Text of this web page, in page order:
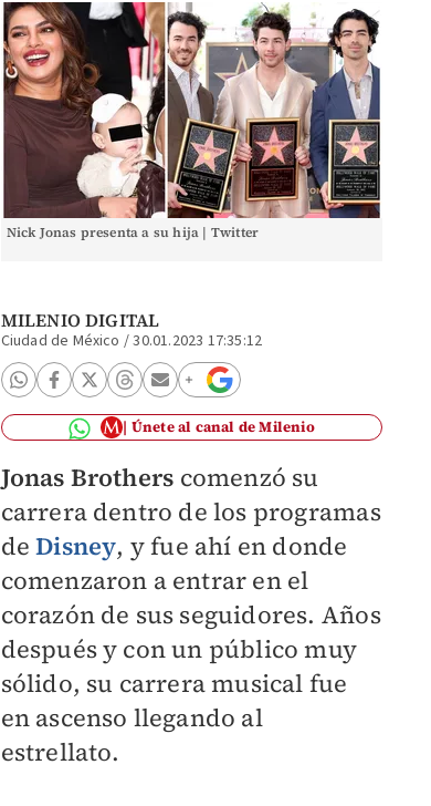
Nick Jonas presenta a su hija | Twitter
MILENIO DIGITAL
Ciudad de México /30.01.2023 17:35:12
Únete al canal de Milenio
Jonas Brothers comenzó su
carrera dentro de los programas
deDisney, y fue ahí en donde
comenzaron a entrar en el
corazón de sus seguidores. Años
después y con un público muy
sólido, su carrera musical fue
en ascenso llegando al
estrellato.